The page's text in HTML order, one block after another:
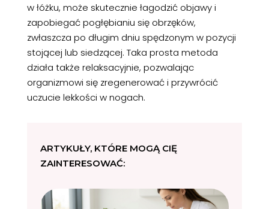
w łóżku, może skutecznie łagodzić objawy i
zapobiegać pogłębianiu się obrzęków,
zwłaszcza po długim dniu spędzonym w pozycji
stojącej lub siedzącej. Taka prosta metoda
działa także relaksacyjnie, pozwalając
organizmowi się zregenerować i przywrócić
uczucie lekkości w nogach.
ARTYKUŁY, KTÓRE MOGĄ CIĘ
ZAINTERESOWAĆ: